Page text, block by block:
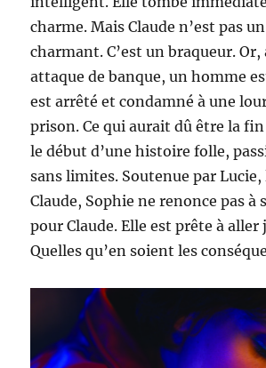
charme. Mais Claude n’est pas
charmant. C’est un braqueur. Or,
attaque de banque, un homme
est arrêté et condamné à une
prison. Ce qui aurait dû être la
le début d’une histoire folle,
sans limites. Soutenue par Lucie,
Claude, Sophie ne renonce pas à
pour Claude. Elle est prête à aller
Quelles qu’en soient les